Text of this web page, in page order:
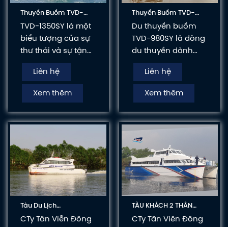
Thuyền Buồm TVD-
1350SY
TVD-1350SY là một
biểu tượng của sự
thư thái và sự tận
hưởng cuộc sống
trên biển. Với sức
lại trải nghiệm
đáng nhớ
Liên hệ
Xem thêm
Thuyền Buồm TVD-
980SY
Du thuyền buồm
TVD-980SY là dòng
du thuyền dành
cho gia đình để
cùng nhau có
trên sông nước.
Liên hệ
Xem thêm
Tàu Du Lịch
Catamaran Tvd-
CTy Tân Viễn Đông
TÀU KHÁCH 2 THÂN
TVD-CATA2750
CTy Tân Viên Đông